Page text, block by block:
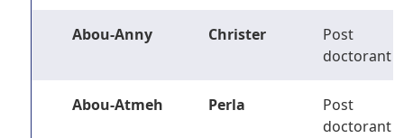
Abou-Anny Christer
Post
doctorant
Abou-Atmeh Perla
Post
doctorant